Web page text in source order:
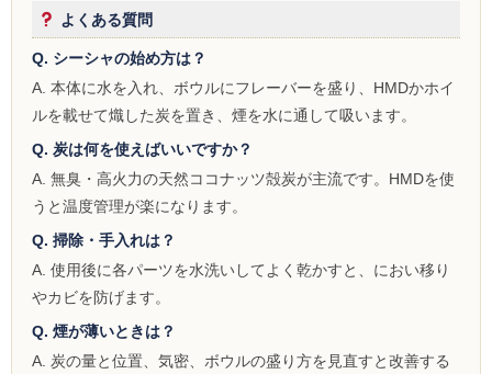
Tangiers
マウスピース
トング
ベース（花瓶）
シーシャ 炭
ホース
LED
よくある質問
Q. シーシャの始め方は？
A. 本体に水を入れ、ボウルにフレーバーを盛り、HMDかホイ
ルを載せて熾した炭を置き、煙を水に通して吸います。
Q. 炭は何を使えばいいですか？
A. 無臭・高火力の天然ココナッツ殻炭が主流です。HMDを使
うと温度管理が楽になります。
Q. 掃除・手入れは？
A. 使用後に各パーツを水洗いしてよく乾かすと、におい移り
やカビを防げます。
Q. 煙が薄いときは？
A. 炭の量と位置、気密、ボウルの盛り方を見直すと改善する